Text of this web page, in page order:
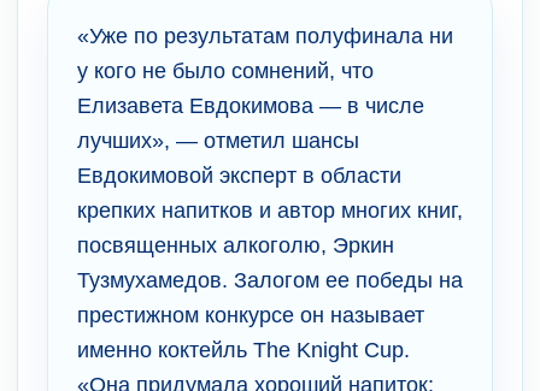
«Уже по результатам полуфинала ни
у кого не было сомнений, что
Елизавета Евдокимова — в числе
лучших», — отметил шансы
Евдокимовой эксперт в области
крепких напитков и автор многих книг,
посвященных алкоголю, Эркин
Тузмухамедов. Залогом ее победы на
престижном конкурсе он называет
именно коктейль The Knight Cup.
«Она придумала хороший напиток: